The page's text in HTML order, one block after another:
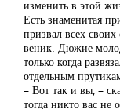
изменить в этой
Есть знаменитая
призвал всех
веник. Дюжие
только когда
отдельным
– Вот так и вы, –
тогда никто вас не